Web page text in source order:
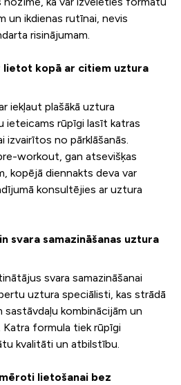
un ikdienas rutīnai, nevis
risinājumam.
lietot kopā ar citiem uztura
iekļaut plašākā uztura
ieteicams rūpīgi lasīt katras
izvairītos no pārklāšanās.
workout, gan atsevišķas
kopējā diennakts deva var
konsultējies ar uztura
svara samazināšanas uztura
svara samazināšanai
uztura speciālisti, kas strādā
kombinācijām un
Katra formula tiek rūpīgi
kvalitāti un atbilstību.
lietošanai bez